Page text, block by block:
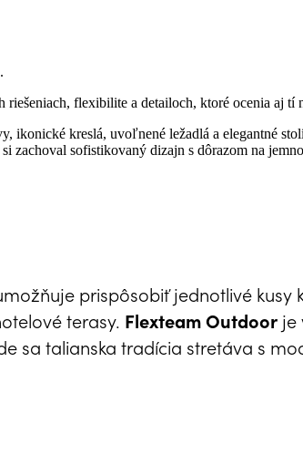
flexibilite a detailoch, ktoré ocenia aj tí
ikonické kreslá, uvoľnené ležadlá a elegantné
zachoval sofistikovaný dizajn s dôrazom na
prispôsobiť jednotlivé kusy
terasy. Flexteam Outdoorje
sa talianska tradícia stretáva s